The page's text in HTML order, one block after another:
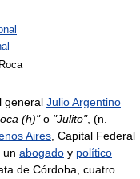
general Julio Argentino
(h)"o "Julito", (n.
Aires , Capital Federal
un abogado y político
de Córdoba, cuatro